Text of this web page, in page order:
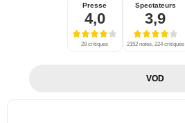
Presse
4,0
28 critiques
Spectateurs
3,9
2152 notes, 224 critiques
VOD